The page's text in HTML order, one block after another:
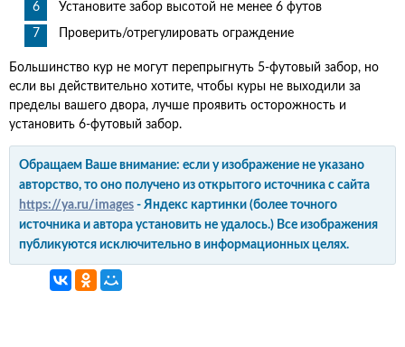
Установите забор высотой не менее 6 футов
Проверить/отрегулировать ограждение
Большинство кур не могут перепрыгнуть 5-футовый забор, но
если вы действительно хотите, чтобы куры не выходили за
пределы вашего двора, лучше проявить осторожность и
установить 6-футовый забор.
Обращаем Ваше внимание: если у изображение не указано
авторство, то оно получено из открытого источника с сайта
https://ya.ru/images - Яндекс картинки (более точного
источника и автора установить не удалось.) Все изображения
публикуются исключительно в информационных целях.